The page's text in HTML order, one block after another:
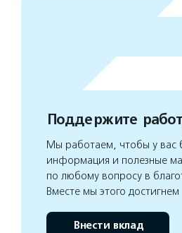
Поддержите
Мы работаем, чтобы у вас
информация и полезные
по любому вопросу в
Вместе мы этого достигнем
Внести вклад